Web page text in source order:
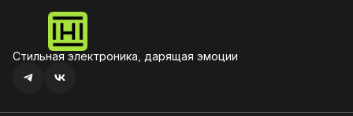
Стильная электроника, дарящая эмоции